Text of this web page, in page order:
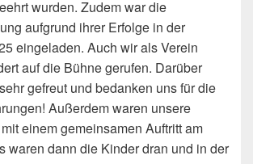
wurden. Zudem war die
aufgrund ihrer Erfolge in der
eingeladen. Auch wir als Verein
auf die Bühne gerufen. Darüber
gefreut und bedanken uns für die
Außerdem waren unsere
einem gemeinsamen Auftritt am
waren dann die Kinder dran und in der